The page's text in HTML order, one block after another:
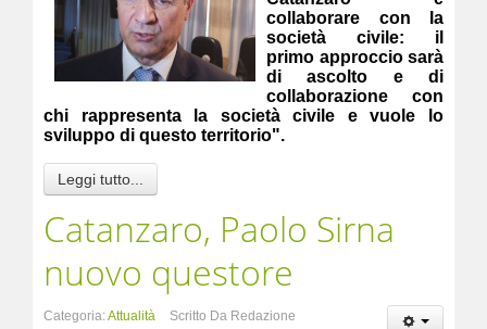
collaborare con la
società civile: il
primo approccio sarà
di ascolto e di
collaborazione con
chi rappresenta la società civile e vuole lo
sviluppo di questo territorio".
Leggi tutto...
Catanzaro, Paolo Sirna
nuovo questore
Categoria:Attualità
Scritto Da Redazione